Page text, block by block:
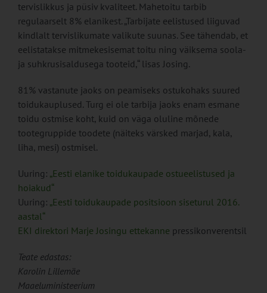
tervislikkus ja püsiv kvaliteet. Mahetoitu tarbib
regulaarselt 8% elanikest. „Tarbijate eelistused liiguvad
kindlalt tervislikumate valikute suunas. See tähendab, et
eelistatakse mitmekesisemat toitu ning väiksema soola-
ja suhkrusisaldusega tooteid,“ lisas Josing.
81% vastanute jaoks on peamiseks ostukohaks suured
toidukauplused. Turg ei ole tarbija jaoks enam esmane
toidu ostmise koht, kuid on väga oluline mõnede
tootegruppide toodete (näiteks värsked marjad, kala,
liha, mesi) ostmisel.
Uuring: „Eesti elanike toidukaupade ostueelistused ja
hoiakud“
Uuring: „Eesti toidukaupade positsioon siseturul 2016.
aastal“
EKI direktori Marje Josingu ettekanne pressikonverentsil
Teate edastas:
Karolin Lillemäe
Maaeluministeerium